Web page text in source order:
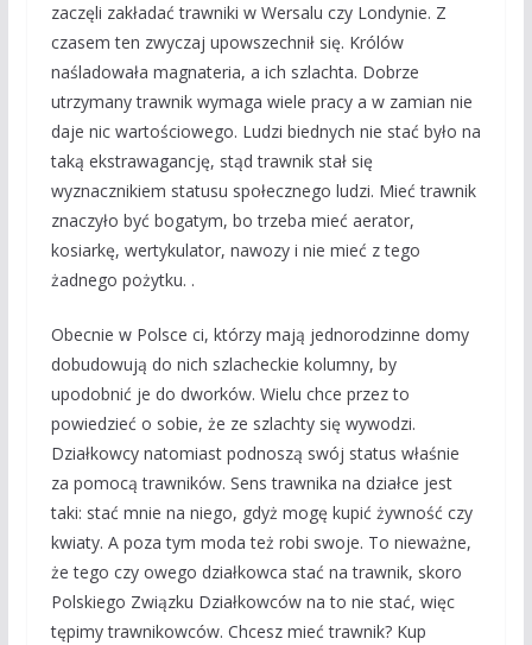
zaczęli zakładać trawniki w Wersalu czy Londynie. Z
czasem ten zwyczaj upowszechnił się. Królów
naśladowała magnateria, a ich szlachta. Dobrze
utrzymany trawnik wymaga wiele pracy a w zamian nie
daje nic wartościowego. Ludzi biednych nie stać było na
taką ekstrawagancję, stąd trawnik stał się
wyznacznikiem statusu społecznego ludzi. Mieć trawnik
znaczyło być bogatym, bo trzeba mieć aerator,
kosiarkę, wertykulator, nawozy i nie mieć z tego
żadnego pożytku. .
Obecnie w Polsce ci, którzy mają jednorodzinne domy
dobudowują do nich szlacheckie kolumny, by
upodobnić je do dworków. Wielu chce przez to
powiedzieć o sobie, że ze szlachty się wywodzi.
Działkowcy natomiast podnoszą swój status właśnie
za pomocą trawników. Sens trawnika na działce jest
taki: stać mnie na niego, gdyż mogę kupić żywność czy
kwiaty. A poza tym moda też robi swoje. To nieważne,
że tego czy owego działkowca stać na trawnik, skoro
Polskiego Związku Działkowców na to nie stać, więc
tępimy trawnikowców. Chcesz mieć trawnik? Kup